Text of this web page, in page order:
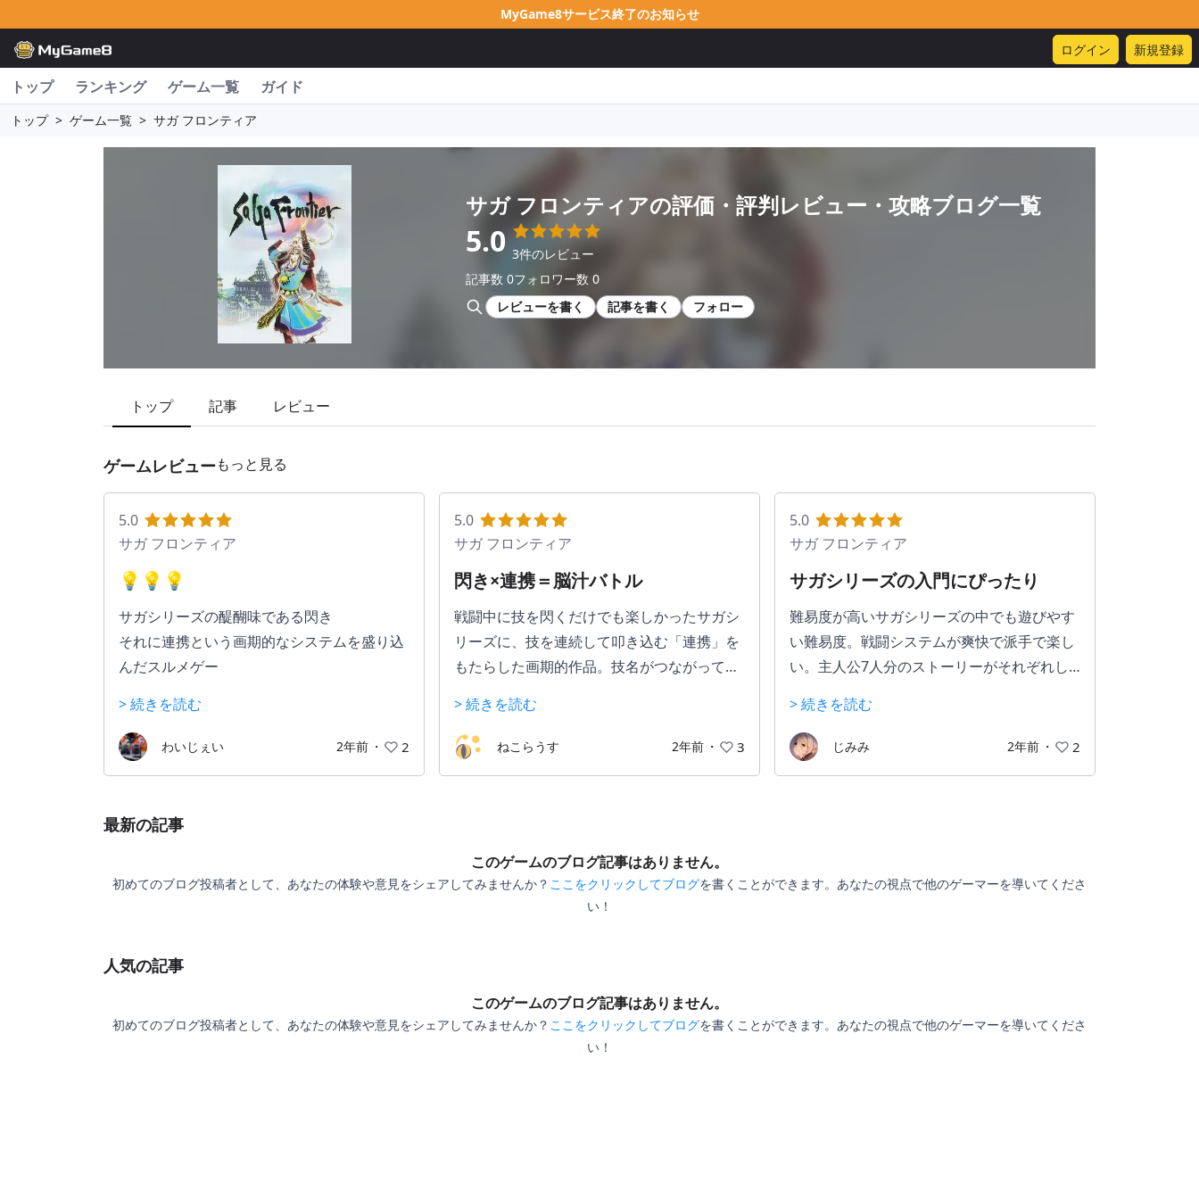
MyGame8サービス終了のお知らせ
ログイン 新規登録
トップ ランキング ゲーム一覧 ガイド
トップ > ゲーム一覧 > サガ フロンティア
サガ フロンティアの評価・評判レビュー・攻略ブログ一覧
5.0 3件のレビュー
記事数 0フォロワー数 0
レビューを書く
記事を書く フォロー
トップ 記事 レビュー
ゲームレビューもっと見る
5.0
サガ フロンティア
💡💡💡
サガシリーズの醍醐味である閃き
それに連携という画期的なシステムを盛り込
んだスルメゲー
技によって様々な隠し属性が付いており、そ
れを理解、予測した上で技を自分で組み合わ
せることが出来るバトルは試行錯誤が出来、
にもオススメ出来ます
> 続きを読む
わいじぇい 2年前 ・ 2
5.0
サガ フロンティア
閃き×連携＝脳汁バトル
戦闘中に技を閃くだけでも楽しかったサガシ
リーズに、技を連続して叩き込む「連携」を
もたらした画期的作品。技名がつながってな
い。人間、妖魔、メカ、モンスターなど成長
の仕方が違う多種多様な種族を仲間にしてと
> 続きを読む
ねこらうす 2年前 ・ 3
5.0
サガ フロンティア
サガシリーズの入門にぴったり
難易度が高いサガシリーズの中でも遊びやす
い難易度。戦闘システムが爽快で派手で楽し
い。主人公7人分のストーリーがそれぞれし
笑いあり涙あり熱さありの良いゲーム。
> 続きを読む
じみみ 2年前 ・ 2
最新の記事
このゲームのブログ記事はありません。
初めてのブログ投稿者として、あなたの体験や意見をシェアしてみませんか？ ここをクリックしてブログを書くことができます。あなたの視点で他のゲーマーを導いてくださ
い！
人気の記事
このゲームのブログ記事はありません。
初めてのブログ投稿者として、あなたの体験や意見をシェアしてみませんか？ ここをクリックしてブログを書くことができます。あなたの視点で他のゲーマーを導いてくださ
い！